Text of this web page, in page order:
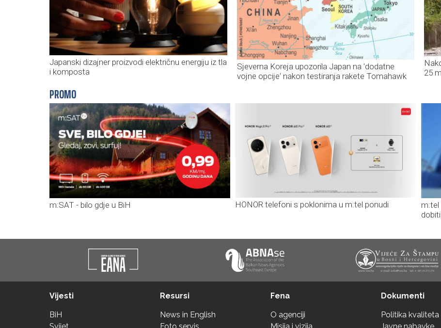
Japanski dizajner proizvodi električnu energiju iz tla
i komposta
Sjeverna Koreja upozorila Japan na 'dodatne
vojne opcije' nakon testiranja rakete Tomahawk
25
PROMO
m:SAT - bilo gdje u BiH HONOR telefoni s poklonima u m:tel ponudi
m:tel
Vijesti
BiH
Resursi
News in English
Fena
O agenciji
Dokumenti
Politika kvaliteta